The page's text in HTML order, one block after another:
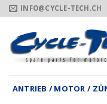
Zum
Inhalt
springen
INFO@CYCLE-TECH.CH
ANTRIEB / MOTOR /